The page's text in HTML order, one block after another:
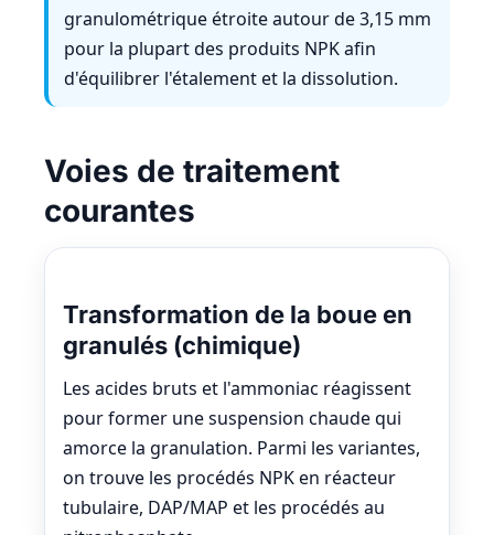
granulométrique étroite autour de 3,15 mm
pour la plupart des produits NPK afin
d'équilibrer l'étalement et la dissolution.
Voies de traitement
courantes
Transformation de la boue en
granulés (chimique)
Les acides bruts et l'ammoniac réagissent
pour former une suspension chaude qui
amorce la granulation. Parmi les variantes,
on trouve les procédés NPK en réacteur
tubulaire, DAP/MAP et les procédés au